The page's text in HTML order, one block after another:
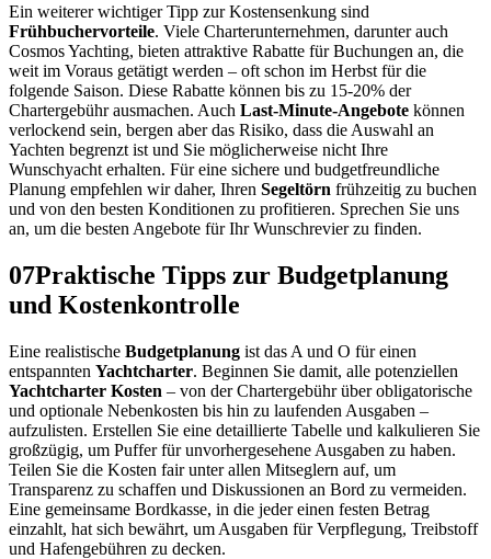
Ein weiterer wichtiger Tipp zur Kostensenkung sind
Frühbuchervorteile. Viele Charterunternehmen, darunter auch
Cosmos Yachting, bieten attraktive Rabatte für Buchungen an, die
weit im Voraus getätigt werden – oft schon im Herbst für die
folgende Saison. Diese Rabatte können bis zu 15-20% der
Chartergebühr ausmachen. Auch Last-Minute-Angebote können
verlockend sein, bergen aber das Risiko, dass die Auswahl an
Yachten begrenzt ist und Sie möglicherweise nicht Ihre
Wunschyacht erhalten. Für eine sichere und budgetfreundliche
Planung empfehlen wir daher, Ihren Segeltörn frühzeitig zu buchen
und von den besten Konditionen zu profitieren. Sprechen Sie uns
an, um die besten Angebote für Ihr Wunschrevier zu finden.
07Praktische Tipps zur Budgetplanung
und Kostenkontrolle
Eine realistische Budgetplanung ist das A und O für einen
entspannten Yachtcharter. Beginnen Sie damit, alle potenziellen
Yachtcharter Kosten – von der Chartergebühr über obligatorische
und optionale Nebenkosten bis hin zu laufenden Ausgaben –
aufzulisten. Erstellen Sie eine detaillierte Tabelle und kalkulieren Sie
großzügig, um Puffer für unvorhergesehene Ausgaben zu haben.
Teilen Sie die Kosten fair unter allen Mitseglern auf, um
Transparenz zu schaffen und Diskussionen an Bord zu vermeiden.
Eine gemeinsame Bordkasse, in die jeder einen festen Betrag
einzahlt, hat sich bewährt, um Ausgaben für Verpflegung, Treibstoff
und Hafengebühren zu decken.